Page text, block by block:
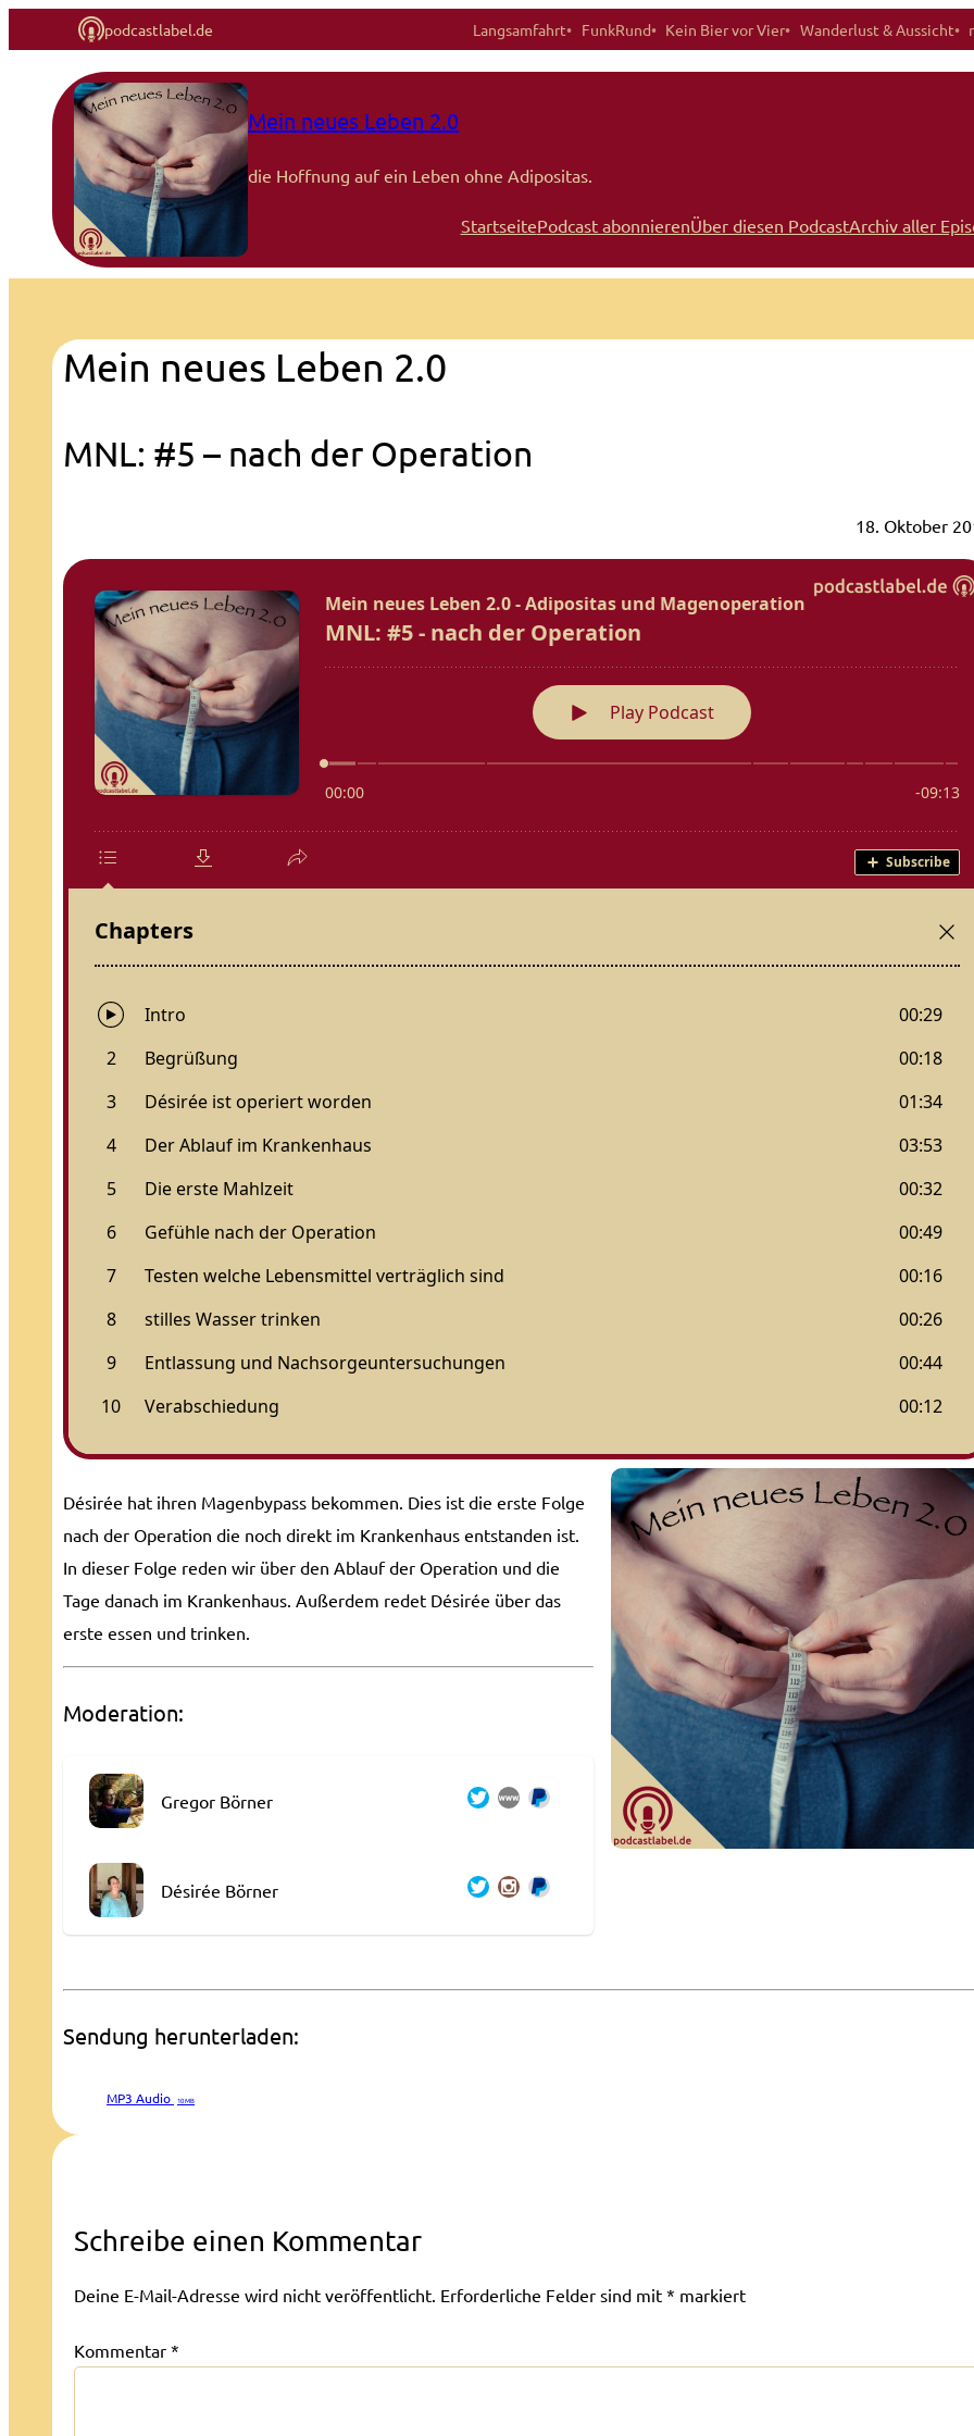
podcastlabel.de Langsamfahrt FunkRund Kein Bier vor Vier Wanderlust & Aussicht
Mein neues Leben 2.0
die Hoffnung auf ein Leben ohne Adipositas.
StartseitePodcast abonnierenÜber diesen PodcastArchiv aller
Mein neues Leben 2.0
MNL: #5 – nach der Operation
18. Oktober
Désirée hat ihren Magenbypass bekommen. Dies ist die erste Folge
nach der Operation die noch direkt im Krankenhaus entstanden ist.
In dieser Folge reden wir über den Ablauf der Operation und die
Tage danach im Krankenhaus. Außerdem redet Désirée über das
erste essen und trinken.
Moderation:
Gregor Börner
Désirée Börner
Sendung herunterladen:
MP3 Audio 10 MB
Schreibe einen Kommentar
Deine E-Mail-Adresse wird nicht veröffentlicht. Erforderliche Felder sind mit * markiert
Kommentar *